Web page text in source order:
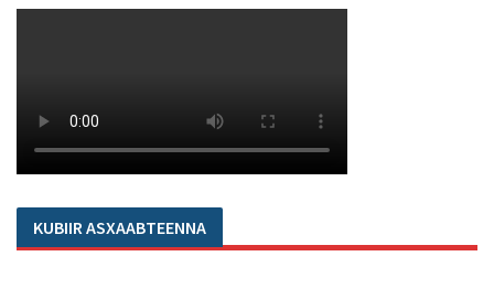
KUBIIR ASXAABTEENNA